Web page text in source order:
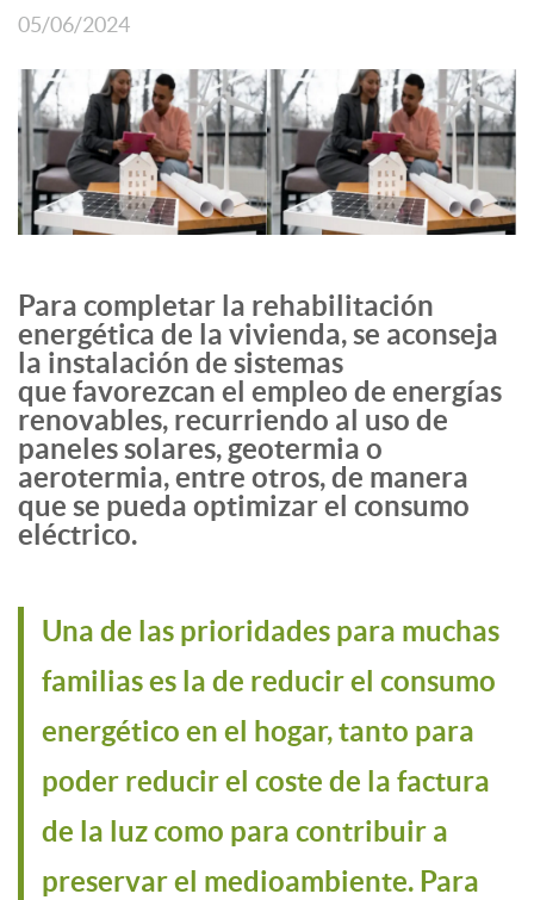
05/06/2024
Para completar la rehabilitación
energética de la vivienda, se aconseja
la instalación de sistemas
que favorezcan el empleo de energías
renovables, recurriendo al uso de
paneles solares, geotermia o
aerotermia, entre otros, de manera
que se pueda optimizar el consumo
eléctrico.
Una de las prioridades para muchas
familias es la de reducir el consumo
energético en el hogar, tanto para
poder reducir el coste de la factura
de la luz como para contribuir a
preservar el medioambiente. Para